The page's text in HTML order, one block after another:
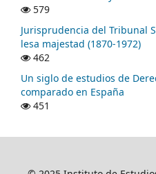
579
Jurisprudencia del Tribunal
lesa majestad (1870-1972)
462
Un siglo de estudios de
comparado en España
451